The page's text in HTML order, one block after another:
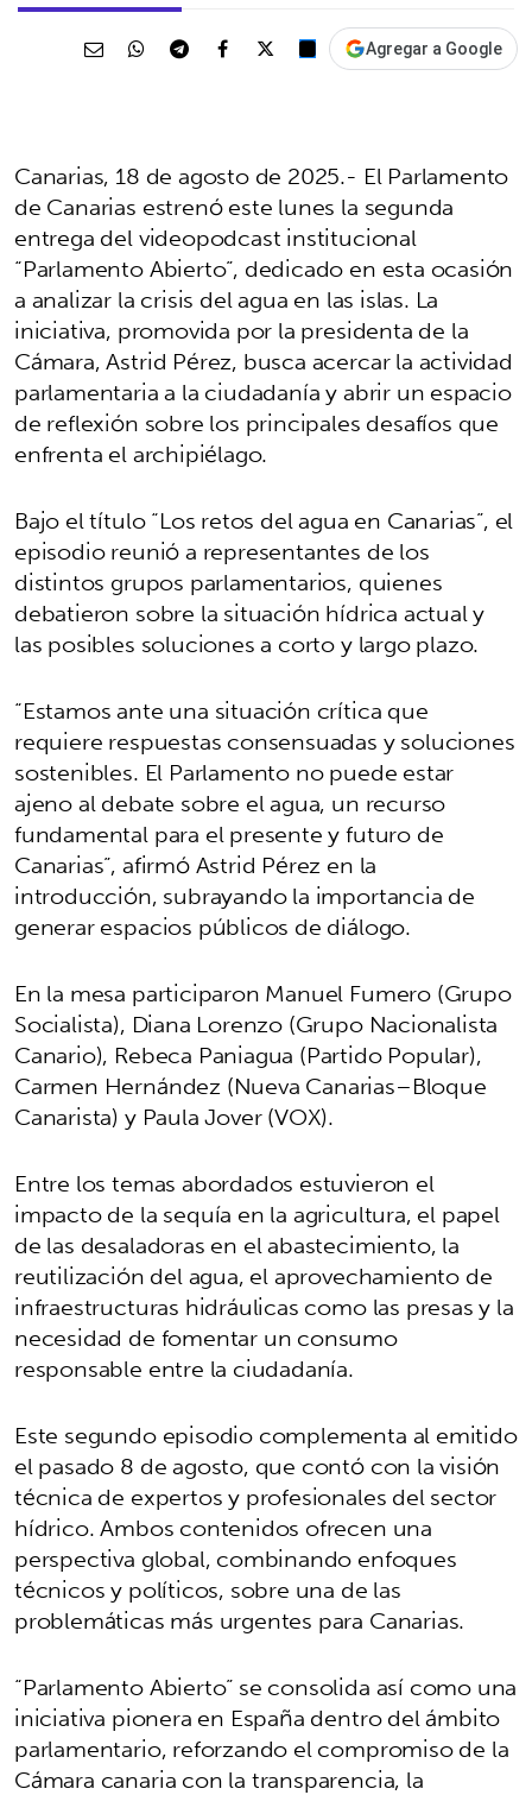
Agregar a Google
Canarias, 18 de agosto de 2025.- El Parlamento
de Canarias estrenó este lunes la segunda
entrega del videopodcast institucional
“Parlamento Abierto”, dedicado en esta ocasión
a analizar la crisis del agua en las islas. La
iniciativa, promovida por la presidenta de la
Cámara, Astrid Pérez, busca acercar la actividad
parlamentaria a la ciudadanía y abrir un espacio
de reflexión sobre los principales desafíos que
enfrenta el archipiélago.
Bajo el título “Los retos del agua en Canarias”, el
episodio reunió a representantes de los
distintos grupos parlamentarios, quienes
debatieron sobre la situación hídrica actual y
las posibles soluciones a corto y largo plazo.
“Estamos ante una situación crítica que
requiere respuestas consensuadas y soluciones
sostenibles. El Parlamento no puede estar
ajeno al debate sobre el agua, un recurso
fundamental para el presente y futuro de
Canarias”, afirmó Astrid Pérez en la
introducción, subrayando la importancia de
generar espacios públicos de diálogo.
En la mesa participaron Manuel Fumero (Grupo
Socialista), Diana Lorenzo (Grupo Nacionalista
Canario), Rebeca Paniagua (Partido Popular),
Carmen Hernández (Nueva Canarias–Bloque
Canarista) y Paula Jover (VOX).
Entre los temas abordados estuvieron el
impacto de la sequía en la agricultura, el papel
de las desaladoras en el abastecimiento, la
reutilización del agua, el aprovechamiento de
infraestructuras hidráulicas como las presas y la
necesidad de fomentar un consumo
responsable entre la ciudadanía.
Este segundo episodio complementa al emitido
el pasado 8 de agosto, que contó con la visión
técnica de expertos y profesionales del sector
hídrico. Ambos contenidos ofrecen una
perspectiva global, combinando enfoques
técnicos y políticos, sobre una de las
problemáticas más urgentes para Canarias.
“Parlamento Abierto” se consolida así como una
iniciativa pionera en España dentro del ámbito
parlamentario, reforzando el compromiso de la
Cámara canaria con la transparencia, la